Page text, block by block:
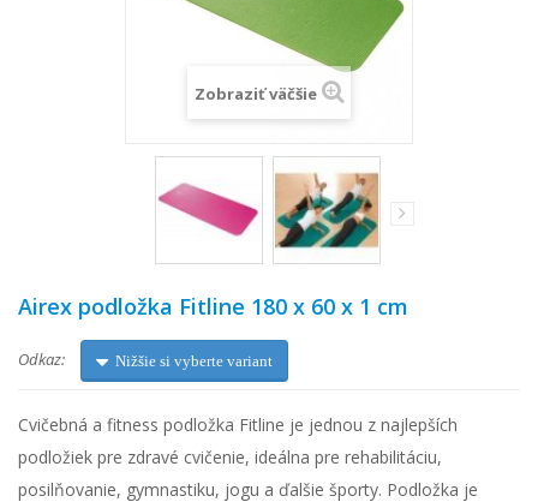
Zobraziť väčšie
Airex podložka Fitline 180 x 60 x 1 cm
Odkaz: Nižšie si vyberte variant
Cvičebná a fitness podložka Fitline je jednou z najlepších
podložiek pre zdravé cvičenie, ideálna pre rehabilitáciu,
posilňovanie, gymnastiku, jogu a ďalšie športy. Podložka je